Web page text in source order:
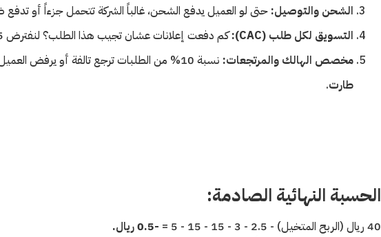
الشحن والتوصيل: حتى لو العميل يدفع الشحن، غالباً الشركة تتحمل جزءاً أو تدفع
التسويق لكل طلب (CAC):
كم دفعت إعلانات عشان تجيب هذا الطلب؟ لنفترض 15 ريال (رقم متفائل) =
مخصص الهالك والمرتجعات: نسبة 10% من الطلبات ترجع تالفة أو يرفض العميل استلامها وتدفع شحنها رايح جاي =
طارت.
الحسبة النهائية الصادمة:
40 ريال (الربح المتخيل) - 2.5 - 3 - 15 - 15 - 5 =
-0.5 ريال.